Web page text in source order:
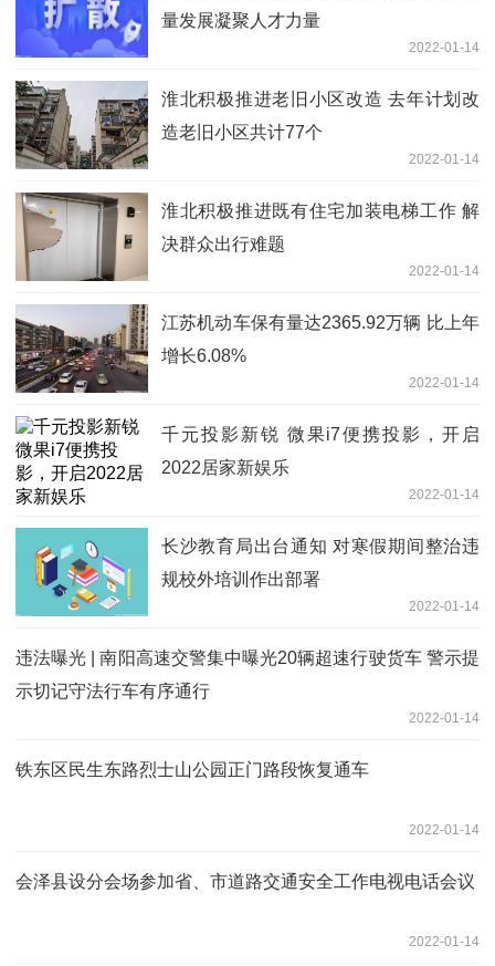
量发展凝聚人才力量
2022-01-14
淮北积极推进老旧小区改造 去年计划改
造老旧小区共计77个
2022-01-14
淮北积极推进既有住宅加装电梯工作 解
决群众出行难题
2022-01-14
江苏机动车保有量达2365.92万辆 比上年
增长6.08%
2022-01-14
千元投影新锐 微果i7便携投影，开启
2022居家新娱乐
2022-01-14
长沙教育局出台通知 对寒假期间整治违
规校外培训作出部署
2022-01-14
违法曝光 | 南阳高速交警集中曝光20辆超速行驶货车 警示提
示切记守法行车有序通行
2022-01-14
铁东区民生东路烈士山公园正门路段恢复通车
2022-01-14
会泽县设分会场参加省、市道路交通安全工作电视电话会议
2022-01-14